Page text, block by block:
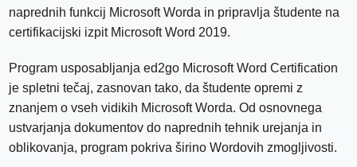
naprednih funkcij Microsoft Worda in pripravlja študente na
certifikacijski izpit Microsoft Word 2019.
Program usposabljanja ed2go Microsoft Word Certification
je spletni tečaj, zasnovan tako, da študente opremi z
znanjem o vseh vidikih Microsoft Worda. Od osnovnega
ustvarjanja dokumentov do naprednih tehnik urejanja in
oblikovanja, program pokriva širino Wordovih zmogljivosti.